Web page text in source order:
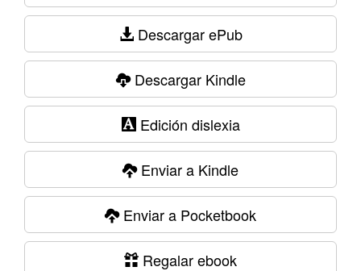
Descargar ePub
Descargar Kindle
Edición dislexia
Enviar a Kindle
Enviar a Pocketbook
Regalar ebook